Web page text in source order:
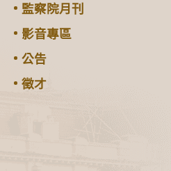
監察院月刊
影音專區
公告
徵才